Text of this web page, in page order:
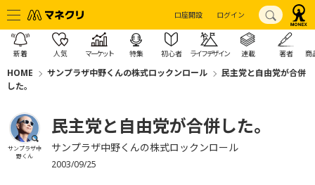
口座開設 ログイン
新着 人気 マーケット 特集 初心者 ライフデザイン 連載 著者 商
HOME サンプラザ中野くんの株式ロックンロール
民主党と自由党が合併
した。
サンプラザ中
野くん
民主党と自由党が合併した。
サンプラザ中野くんの株式ロックンロール
2003/09/25